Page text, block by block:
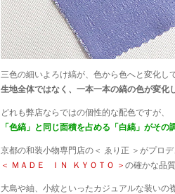
三色の細いよろけ縞が、色から色へと変化し
生地全体ではなく、一本一本の縞の色が変化
どれも弊店ならではの個性的な配色ですが、
「色縞」と同じ面積を占める「白縞」がそ
京都の和装小物専門店の＜ ゑり正 ＞がプロ
＜ ＭＡＤＥ ＩＮ ＫＹＯＴＯ ＞ の確かな品
大島や紬、小紋といったカジュアルな装い